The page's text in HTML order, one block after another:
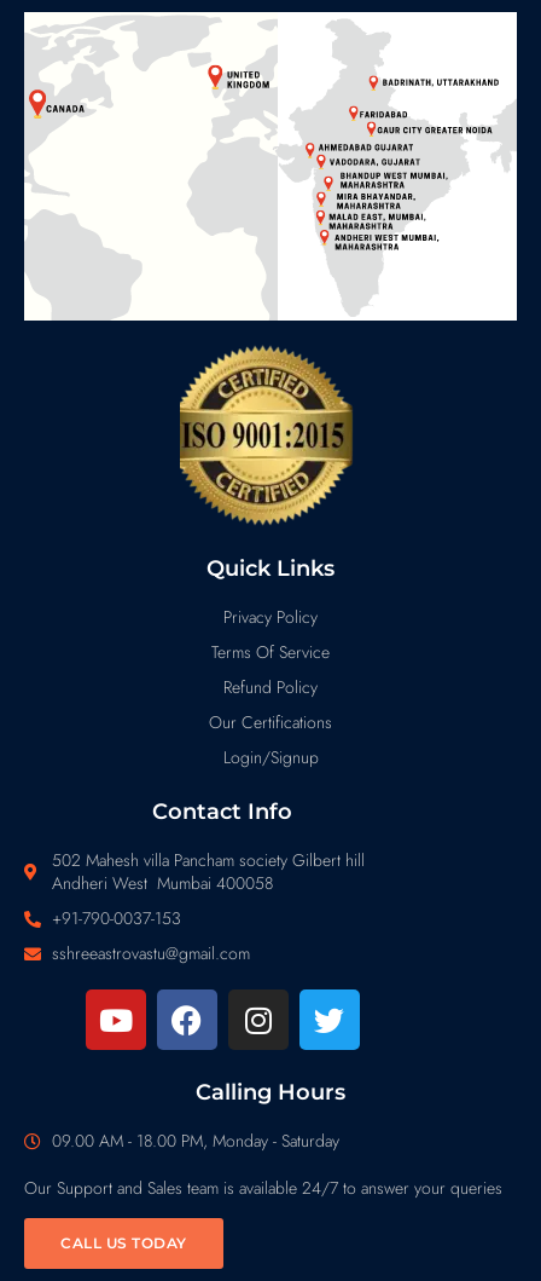
Quick Links
Privacy Policy
Terms Of Service
Refund Policy
Our Certifications
Login/Signup
Contact Info
502 Mahesh villa Pancham society Gilbert hill
Andheri West Mumbai 400058
+91-790-0037-153
sshreeastrovastu@gmail.com
Calling Hours
09.00 AM - 18.00 PM, Monday - Saturday
Our Support and Sales team is available 24/7 to answer your queries
CALL US TODAY